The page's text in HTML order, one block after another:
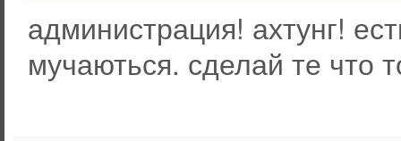
администрация! ахтунг!
мучаються. сделай те что